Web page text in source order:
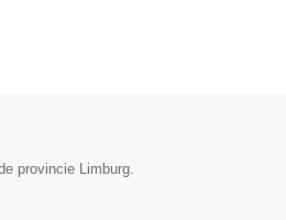
provincie Limburg.